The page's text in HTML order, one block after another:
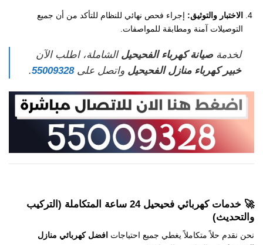
الاختبار والتوثيق: إجراء فحص نهائي للنظام للتأكد من أن جميع
التوصيلات آمنة ومطابقة للمواصفات.
لخدمة صيانة كهرباء الفحيحيل الشاملة، اطلب الآن
خبير كهرباء منازل الفحيحيل واتصل على55009328
.
🚀 خدماتكهربائي فحيحيل 24 ساعة
المتكاملة (التركيب
والتحديث)
نحن نقدم حلاً متكاملاً يغطي جميع احتياجات افضل كهربائي منازل